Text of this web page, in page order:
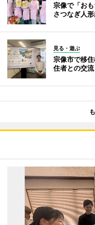
宗像で「お
さつなぎ人
見る・遊ぶ
宗像市で移
住者との交流